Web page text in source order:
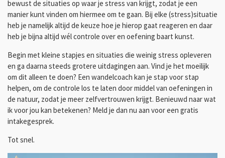
bewust de situaties op waar je stress van krijgt, zodat je een
manier kunt vinden om hiermee om te gaan. Bij elke (stress)situatie
heb je namelijk altijd de keuze hoe je hierop gaat reageren en daar
heb je bijna altijd wél controle over en oefening baart kunst.
Begin met kleine stapjes en situaties die weinig stress opleveren
en ga daarna steeds grotere uitdagingen aan. Vind je het moeilijk
om dit alleen te doen? Een wandelcoach kan je stap voor stap
helpen, om de controle los te laten door middel van oefeningen in
de natuur, zodat je meer zelfvertrouwen krijgt. Benieuwd naar wat
ik voor jou kan betekenen? Meld je dan nu aan voor een gratis
intakegesprek.
Tot snel.